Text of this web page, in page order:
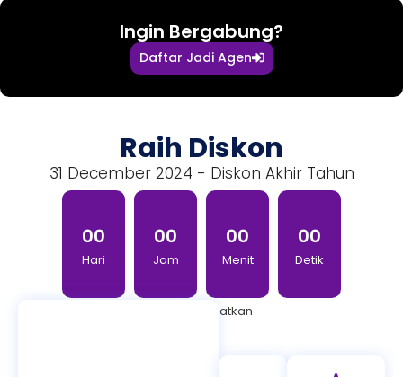
Ingin Bergabung?
Daftar Jadi Agen
Raih Diskon
31 December 2024 - Diskon Akhir Tahun
00
Hari
00
Jam
00
Menit
00
Detik
Jangan Lewatkan
Suli5